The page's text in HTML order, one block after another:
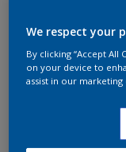
We respect your
By clicking “Accept
on your device to
assist in our marketing